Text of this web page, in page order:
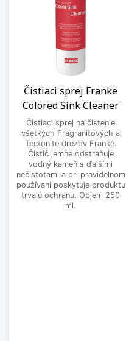
Čistiaci sprej Franke
Colored Sink Cleaner
Čistiaci sprej na čistenie
všetkých Fragranitových a
Tectonite drezov Franke.
Čistič jemne odstraňuje
vodný kameň s ďalšími
nečistotami a pri pravidelnom
používaní poskytuje produktu
trvalú ochranu. Objem 250
ml.